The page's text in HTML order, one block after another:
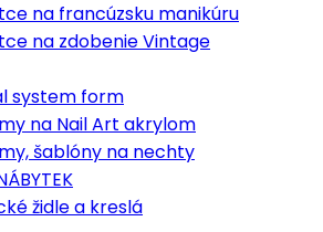
na francúzsku manikúru
na zdobenie Vintage
system form
na Nail Art akrylom
šablóny na nechty
židle a kreslá